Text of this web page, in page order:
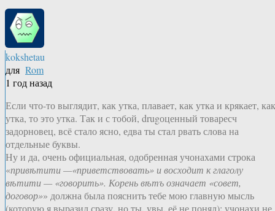
kokshetau
для Rom
1 год назад
Если что-то выглядит, как утка, плавает, как утка и крякает, как
утка, то это утка. Так и с тобой, drugоценный товаресч
задорновец, всё стало ясно, едва ты стал рвать слова на
отдельные буквы.
Ну и да, очень официальная, одобренная учонахами строка
«привѣтити —«приветствовать» и восходит к глаголу
вѣтити — «говорить». Корень вѣтъ означает «совет,
договор»» должна была пояснить тебе мою главную мысль